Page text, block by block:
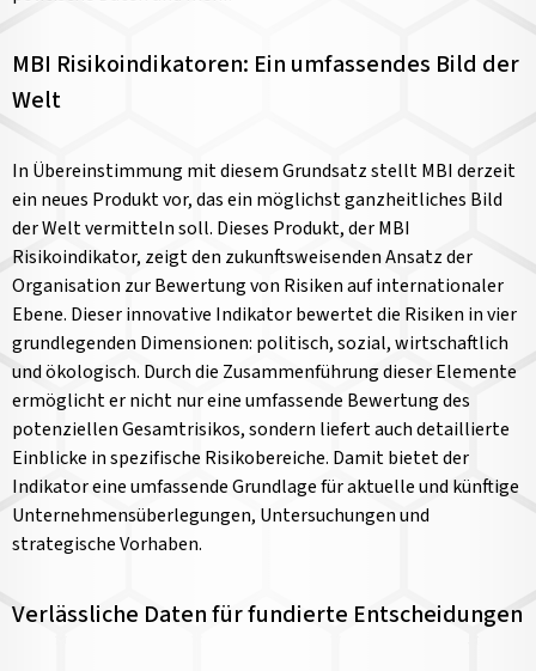
MBI Risikoindikatoren: Ein umfassendes Bild der
Welt
In Übereinstimmung mit diesem Grundsatz stellt MBI derzeit
ein neues Produkt vor, das ein möglichst ganzheitliches Bild
der Welt vermitteln soll. Dieses Produkt, der MBI
Risikoindikator, zeigt den zukunftsweisenden Ansatz der
Organisation zur Bewertung von Risiken auf internationaler
Ebene. Dieser innovative Indikator bewertet die Risiken in vier
grundlegenden Dimensionen: politisch, sozial, wirtschaftlich
und ökologisch. Durch die Zusammenführung dieser Elemente
ermöglicht er nicht nur eine umfassende Bewertung des
potenziellen Gesamtrisikos, sondern liefert auch detaillierte
Einblicke in spezifische Risikobereiche. Damit bietet der
Indikator eine umfassende Grundlage für aktuelle und künftige
Unternehmensüberlegungen, Untersuchungen und
strategische Vorhaben.
Verlässliche Daten für fundierte Entscheidungen